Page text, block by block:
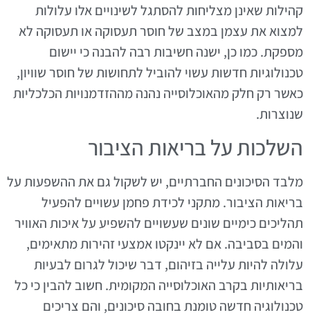
קהילות שאינן מצליחות להסתגל לשינויים אלו עלולות
למצוא את עצמן במצב של חוסר תעסוקה או תעסוקה לא
מספקת. כמו כן, ישנה חשיבות רבה להבנה כי יישום
טכנולוגיות חדשות עשוי להוביל לתחושות של חוסר שוויון,
כאשר רק חלק מהאוכלוסייה נהנה מההזדמנויות הכלכליות
שנוצרות.
השלכות על בריאות הציבור
מלבד הסיכונים החברתיים, יש לשקול גם את ההשפעות על
בריאות הציבור. מתקני לכידת פחמן עשויים להפעיל
תהליכים כימיים שונים שעשויים להשפיע על איכות האוויר
והמים בסביבה. אם לא יינקטו אמצעי זהירות מתאימים,
עלולה להיות עלייה בזיהום, דבר שיכול לגרום לבעיות
בריאותיות בקרב האוכלוסייה המקומית. חשוב להבין כי כל
טכנולוגיה חדשה טומנת בחובה סיכונים, והם צריכים